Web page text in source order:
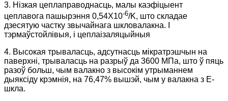
3. Нізкая цеплаправоднасць, малы каэфіцыент
цеплавога пашырэння 0,54X10-6/K, што складае
дзесятую частку звычайнага шкловалакна. І
тэрмаўстойлівыя, і цеплаізаляцыйныя
4. Высокая трываласць, адсутнасць мікратрэшчын на
паверхні, трываласць на разрыў да 3600 МПа, што ў пяць
разоў больш, чым валакно з высокім утрыманнем
дыяксіду крэмнія, на 76,47% вышэй, чым у валакна з Е-
шкла.